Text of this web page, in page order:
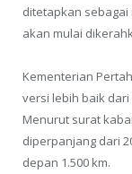
ditetapkan sebagai
akan mulai
Kementerian
versi lebih baik dari
Menurut surat
diperpanjang dari
depan 1.500 km.